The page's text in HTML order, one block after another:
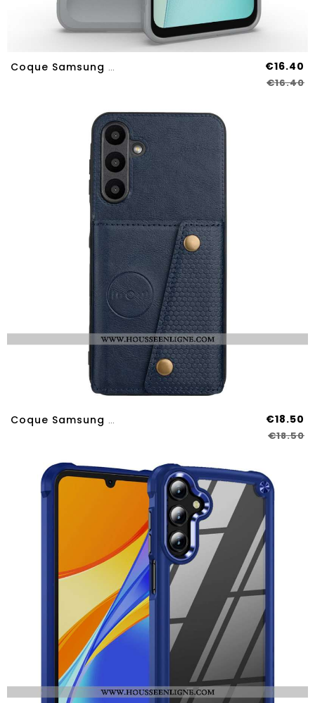
Coque Samsung Galaxy A17 4G / 5G Antidérapante €16.40
€16.40
Coque Samsung Galaxy A17 4G / 5G Porte-Cartes Effet Cuir €18.50
€18.50